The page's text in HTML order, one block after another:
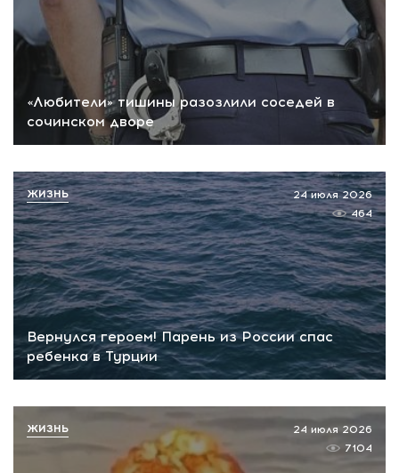
«Любители» тишины разозлили соседей в
сочинском дворе
Вернулся героем! Парень из России спас
ребенка в Турции
24 июля 2026
464
ЖИЗНЬ
24 июля 2026
7104
ЖИЗНЬ